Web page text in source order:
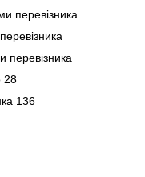
перевізника
28
136